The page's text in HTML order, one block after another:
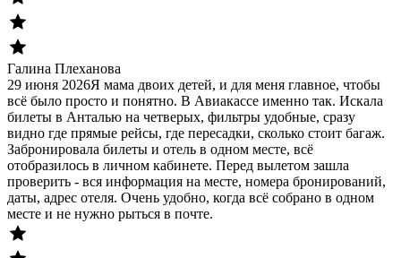
Галина Плеханова
29 июня 2026Я мама двоих детей, и для меня главное, чтобы
всё было просто и понятно. В Авиакассе именно так. Искала
билеты в Анталью на четверых, фильтры удобные, сразу
видно где прямые рейсы, где пересадки, сколько стоит багаж.
Забронировала билеты и отель в одном месте, всё
отобразилось в личном кабинете. Перед вылетом зашла
проверить - вся информация на месте, номера бронирований,
даты, адрес отеля. Очень удобно, когда всё собрано в одном
месте и не нужно рыться в почте.